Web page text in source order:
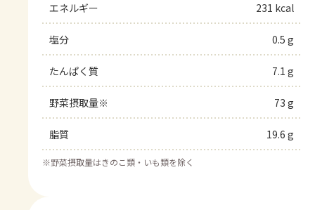
エネルギー 231 kcal
塩分 0.5 g
たんぱく質 7.1 g
野菜摂取量※ 73 g
脂質 19.6 g
※野菜摂取量はきのこ類・いも類を除く